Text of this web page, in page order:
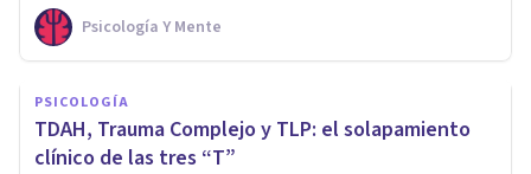
Psicología Y Mente
PSICOLOGÍA
TDAH, Trauma Complejo y TLP: el solapamiento
clínico de las tres “T”